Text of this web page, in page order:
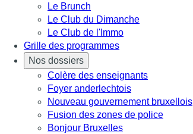
Le Brunch
Le Club du Dimanche
Le Club de l'Immo
Grille des programmes
Nos dossiers
Colère des enseignants
Foyer anderlechtois
Nouveau gouvernement bruxellois
Fusion des zones de police
Bonjour Bruxelles